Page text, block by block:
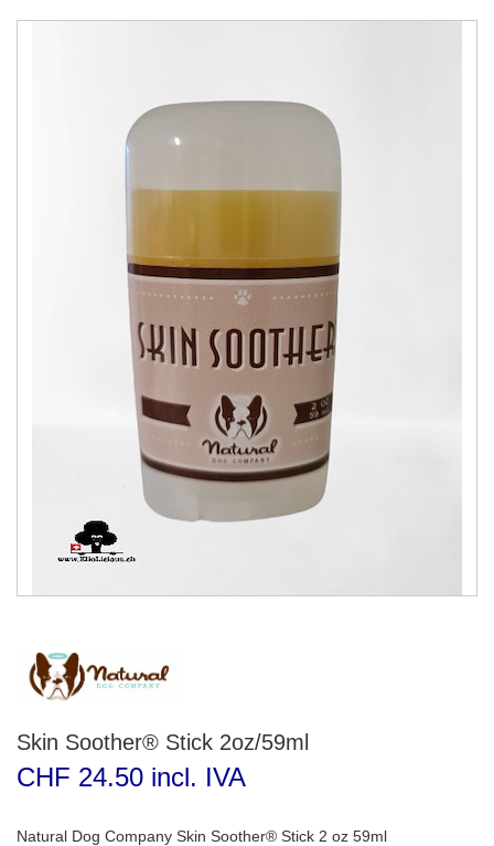
Skin Soother® Stick 2oz/59ml
CHF 24.50 incl. IVA
Natural Dog Company Skin Soother® Stick 2 oz 59ml